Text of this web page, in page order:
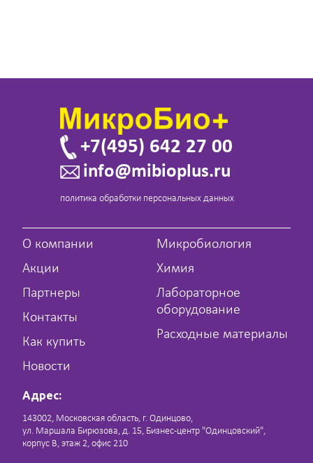
+7(495) 642 27 00
info@mibioplus.ru
политика обработки персональных данных
О компании
Акции
Партнеры
Контакты
Как купить
Новости
Микробиология
Химия
Лабораторное
оборудование
Расходные материалы
Адрес:
143002, Московская область, г. Одинцово,
ул. Маршала Бирюзова, д. 15, Бизнес-центр "Одинцовский",
корпус В, этаж 2, офис 210